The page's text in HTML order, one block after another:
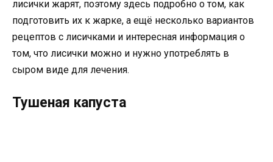
лисички жарят, поэтому здесь подробно о том, как
подготовить их к жарке, а ещё несколько вариантов
рецептов с лисичками и интересная информация о
том, что лисички можно и нужно употреблять в
сыром виде для лечения.
Тушеная капуста